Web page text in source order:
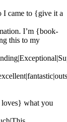
I came to {give it a
I’m {book-
this to my
what you